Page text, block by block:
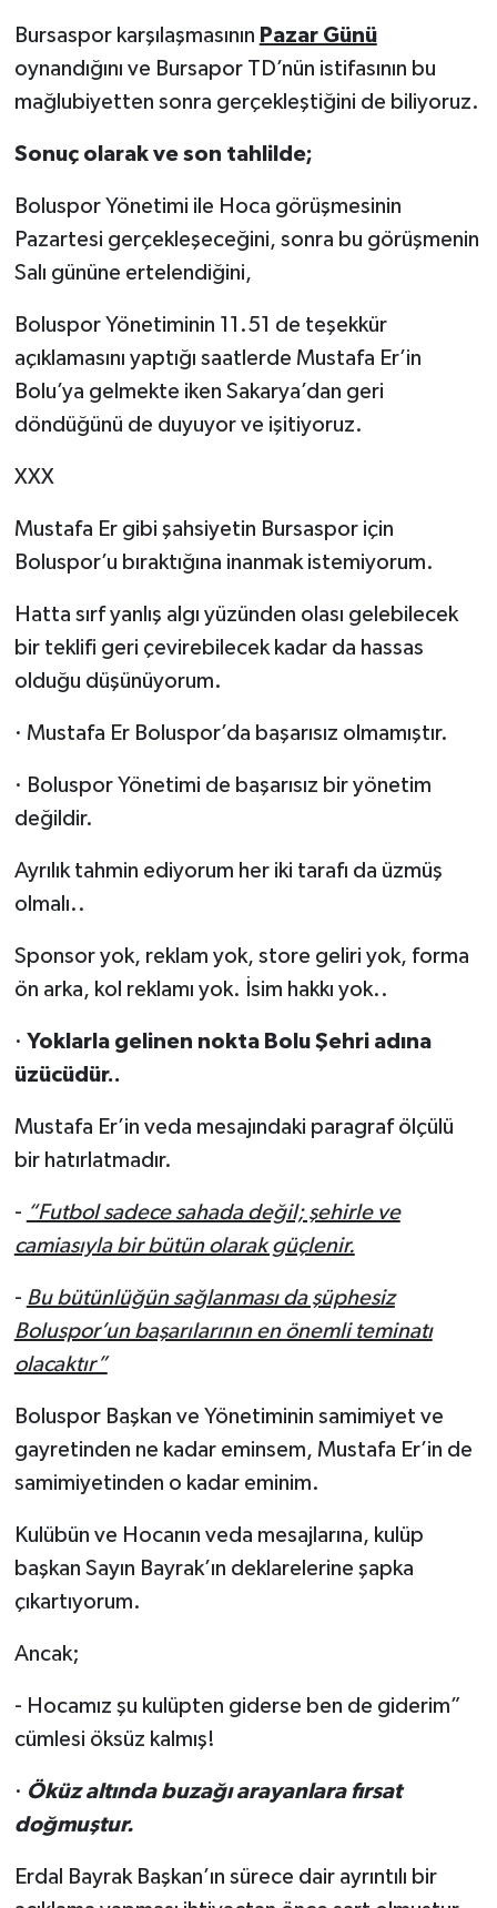
Bursaspor karşılaşmasının Pazar Günü
oynandığını ve Bursapor TD’nün istifasının bu
mağlubiyetten sonra gerçekleştiğini de biliyoruz.
Sonuç olarak ve son tahlilde;
Boluspor Yönetimi ile Hoca görüşmesinin
Pazartesi gerçekleşeceğini, sonra bu görüşmenin
Salı gününe ertelendiğini,
Boluspor Yönetiminin 11.51 de teşekkür
açıklamasını yaptığı saatlerde Mustafa Er’in
Bolu’ya gelmekte iken Sakarya’dan geri
döndüğünü de duyuyor ve işitiyoruz.
XXX
Mustafa Er gibi şahsiyetin Bursaspor için
Boluspor’u bıraktığına inanmak istemiyorum.
Hatta sırf yanlış algı yüzünden olası gelebilecek
bir teklifi geri çevirebilecek kadar da hassas
olduğu düşünüyorum.
· Mustafa Er Boluspor’da başarısız olmamıştır.
· Boluspor Yönetimi de başarısız bir yönetim
değildir.
Ayrılık tahmin ediyorum her iki tarafı da üzmüş
olmalı..
Sponsor yok, reklam yok, store geliri yok, forma
ön arka, kol reklamı yok. İsim hakkı yok..
· Yoklarla gelinen nokta Bolu Şehri adına
üzücüdür..
Mustafa Er’in veda mesajındaki paragraf ölçülü
bir hatırlatmadır.
- “Futbol sadece sahada değil; şehirle ve
camiasıyla bir bütün olarak güçlenir.
- Bu bütünlüğün sağlanması da şüphesiz
Boluspor’un başarılarının en önemli teminatı
olacaktır”
Boluspor Başkan ve Yönetiminin samimiyet ve
gayretinden ne kadar eminsem, Mustafa Er’in de
samimiyetinden o kadar eminim.
Kulübün ve Hocanın veda mesajlarına, kulüp
başkan Sayın Bayrak’ın deklarelerine şapka
çıkartıyorum.
Ancak;
- Hocamız şu kulüpten giderse ben de giderim”
cümlesi öksüz kalmış!
· Öküz altında buzağı arayanlara fırsat
doğmuştur.
Erdal Bayrak Başkan’ın sürece dair ayrıntılı bir